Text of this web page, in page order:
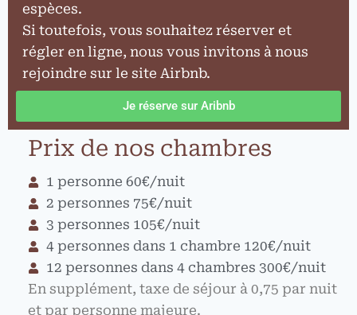
espèces.
Si toutefois, vous souhaitez réserver et
régler en ligne, nous vous invitons à nous
rejoindre sur le site Airbnb.
Je réserve sur Aribnb
Prix de nos chambres
1 personne 60€/nuit
2 personnes 75€/nuit
3 personnes 105€/nuit
4 personnes dans 1 chambre 120€/nuit
12 personnes dans 4 chambres 300€/nuit
En supplément, taxe de séjour à 0,75 par nuit
et par personne majeure.